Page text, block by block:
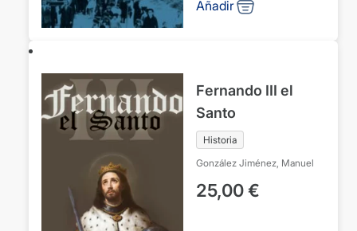
Añadir
Fernando III el
Santo
Historia
González Jiménez, Manuel
25,00€